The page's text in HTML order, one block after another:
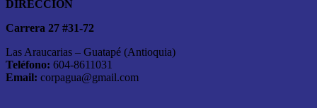
DIRECCIÓN
Carrera 27 #31-72
Las Araucarias – Guatapé (Antioquia)
Teléfono: 604-8611031
Email: corpagua@gmail.com